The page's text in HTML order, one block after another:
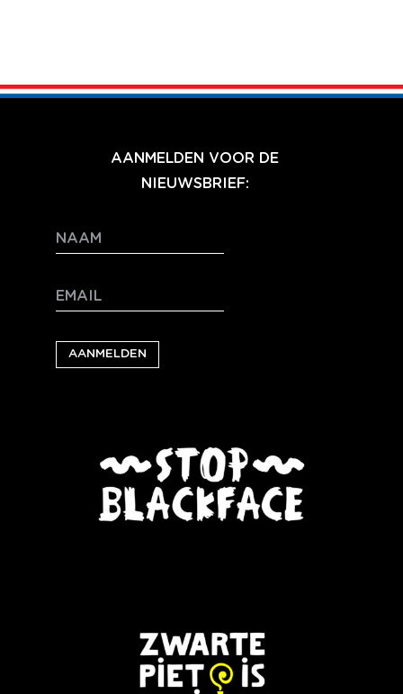
AANMELDEN VOOR DE
NIEUWSBRIEF: